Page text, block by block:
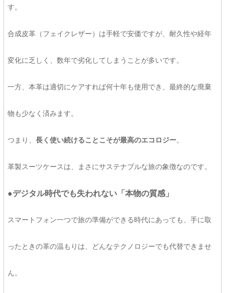
す。
合成皮革（フェイクレザー）は手軽で安価ですが、耐久性や経年
変化に乏しく、数年で劣化してしまうことが多いです。
一方、本革は適切にケアすれば何十年も使用でき、最終的な廃棄
物も少なく済みます。
つまり、 長く使い続けることこそが最高のエコロジー。
革製スーツケースは、まさにサステナブルな旅の象徴なのです。
●デジタル時代でも失われない「本物の質感」
スマートフォン一つで旅の準備ができる時代にあっても、手に取
ったときの革の温もりは、どんなテクノロジーでも代替できませ
ん。